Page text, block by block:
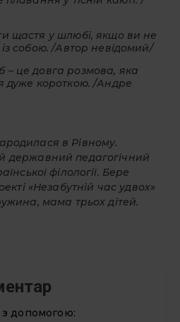
щастя у шлюбі, якщо ви не
собою. /Автор невідомий/
це довга розмова, яка
дуже короткою. /Андре
в Рівному.
державний педагогічний
філології. Бере
«Незабутній час удвох»
мама трьох дітей.
з допомогою: